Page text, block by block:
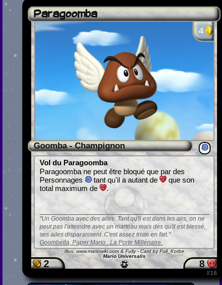
#16
Paragoomba
4
Goomba - Champignon
Vol du Paragoomba
Paragoomba ne peut être bloqué que par des
Personnages
tant qu'il a autant de
que son
total maximum de
.
Un Goomba avec des ailes. Tant qu'il est dans les airs, on ne
peut pas l'atteindre avec un marteau mais dès qu'il est blessé,
ses ailes disparaissent. C'est assez triste en fait.
Goombella, Paper Mario : La Porte Millénaire.
2
Illus. www.mariowiki.com & Fully- Card by Full_Korbe
Mario Universalis
8